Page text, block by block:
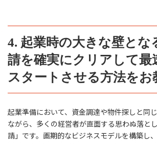
4. 起業時の大きな壁とな
請を確実にクリアして最
スタートさせる方法をお
起業準備において、資金調達や物件探しと同
ながら、多くの経営者が直面する思わぬ落と
請」です。画期的なビジネスモデルを構築し